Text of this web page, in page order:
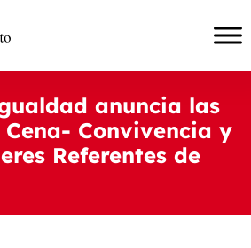
anuncia las
Convivencia y
Referentes de